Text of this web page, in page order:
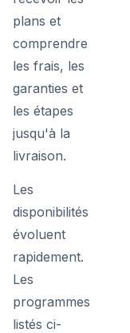
plans et
comprendre
les frais, les
garanties et
les étapes
jusqu'à la
livraison.
Les
disponibilités
évoluent
rapidement.
Les
programmes
listés ci-